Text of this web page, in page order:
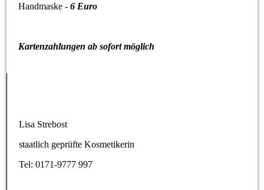
Handmaske -6 Euro
Kartenzahlungen ab sofort möglich
Lisa Strebost
staatlich geprüfte Kosmetikerin
Tel: 0171-9777 997